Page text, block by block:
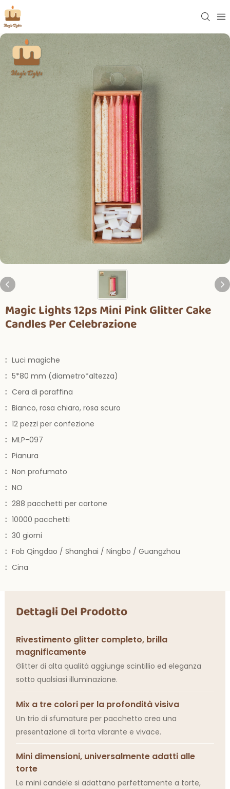
Magic Lights 12ps Mini Pink Glitter Cake
Candles Per Celebrazione
: Luci magiche
: 5*80 mm (diametro*altezza)
: Cera di paraffina
: Bianco, rosa chiaro, rosa scuro
: 12 pezzi per confezione
: MLP-097
: Pianura
: Non profumato
: NO
: 288 pacchetti per cartone
: 10000 pacchetti
: 30 giorni
: Fob Qingdao / Shanghai / Ningbo / Guangzhou
: Cina
Dettagli Del Prodotto
Rivestimento glitter completo, brilla
magnificamente
Glitter di alta qualità aggiunge scintillio ed eleganza
sotto qualsiasi illuminazione.
Mix a tre colori per la profondità visiva
Un trio di sfumature per pacchetto crea una
presentazione di torta vibrante e vivace.
Mini dimensioni, universalmente adatti alle
torte
Le mini candele si adattano perfettamente a torte,